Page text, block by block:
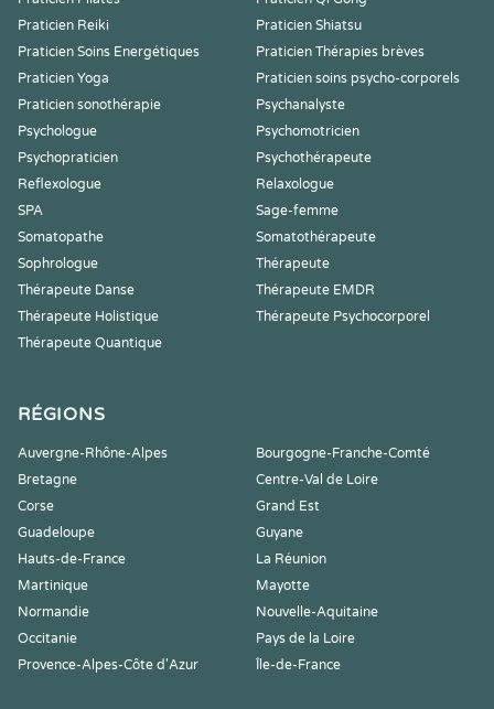
Praticien Reiki
Praticien Shiatsu
Praticien Soins Energétiques
Praticien Thérapies brèves
Praticien Yoga
Praticien soins psycho-corporels
Praticien sonothérapie
Psychanalyste
Psychologue
Psychomotricien
Psychopraticien
Psychothérapeute
Reflexologue
Relaxologue
SPA
Sage-femme
Somatopathe
Somatothérapeute
Sophrologue
Thérapeute
Thérapeute Danse
Thérapeute EMDR
Thérapeute Holistique
Thérapeute Psychocorporel
Thérapeute Quantique
RÉGIONS
Auvergne-Rhône-Alpes
Bourgogne-Franche-Comté
Bretagne
Centre-Val de Loire
Corse
Grand Est
Guadeloupe
Guyane
Hauts-de-France
La Réunion
Martinique
Mayotte
Normandie
Nouvelle-Aquitaine
Occitanie
Pays de la Loire
Provence-Alpes-Côte d'Azur
Île-de-France